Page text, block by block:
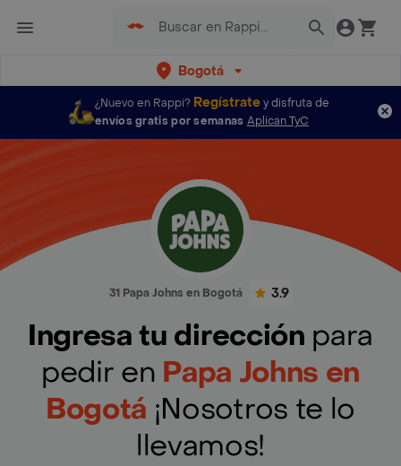
Bogotá
¿Nuevo en Rappi? Regístratey disfruta de
envíos gratis por semanas Aplican TyC
31 Papa Johns en Bogotá 3.9
Ingresa tu dirección para
pedir en Papa Johns en
Bogotá ¡Nosotros te lo
llevamos!